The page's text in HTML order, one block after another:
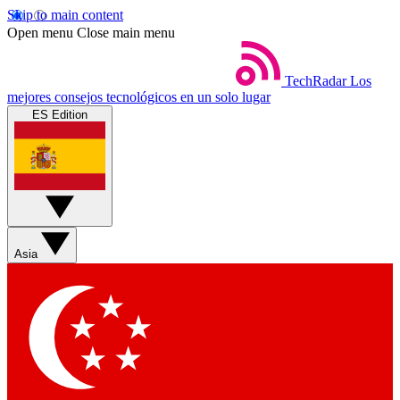
Skip to main content
Open menu Close main menu
TechRadar Los
mejores consejos tecnológicos en un solo lugar
ES Edition
Asia